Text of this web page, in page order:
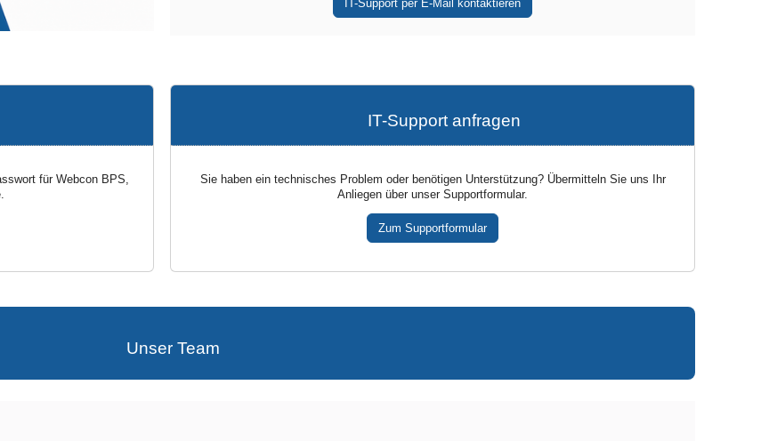
IT-Support per E-Mail kontaktieren
für Webcon BPS,
IT-Support anfragen
Sie haben ein technisches Problem oder benötigen Unterstützung? Übermitteln Sie uns Ihr
Anliegen über unser Supportformular.
Zum Supportformular
Unser Team